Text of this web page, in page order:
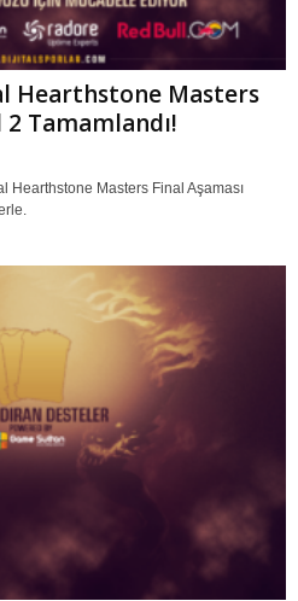
Hearthstone Masters
2 Tamamlandı!
Hearthstone Masters Final Aşaması